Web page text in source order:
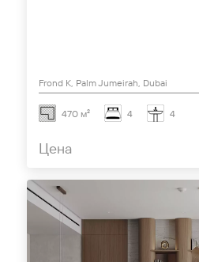
Frond K, Palm Jumeirah, Dubai
470 м² 4 4
Цена